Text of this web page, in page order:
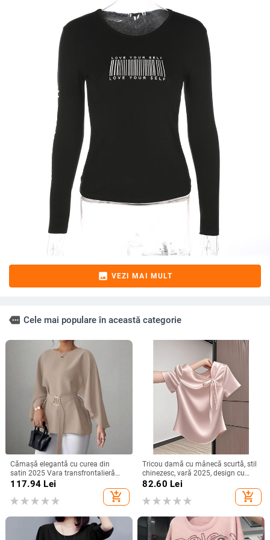
image VEZI MAI MULT
more Cele mai populare în această categorie
Cămașă elegantă cu curea din
satin 2025 Vara transfrontalieră
Îmbrăcăminte pentru femei
Aliexpress Amazon Casual Confort
Independent Station
117.94 Lei
add_shopping_cart
Tricou damă cu mânecă scurtă, stil
chinezesc, vară 2025, design cu
funda și bretele, croială Slim, top
82.60 Lei
add_shopping_cart